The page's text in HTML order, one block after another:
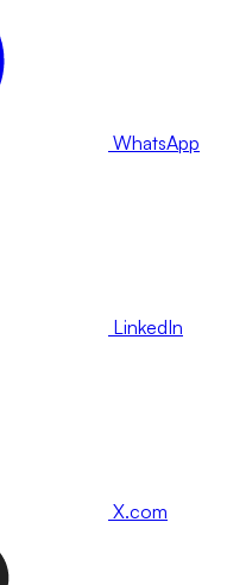
WhatsApp
LinkedIn
X.com